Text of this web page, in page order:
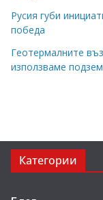
Русия губи
победа
Геотермалните
използваме
Категории